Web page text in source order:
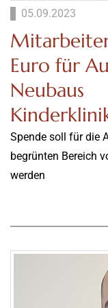
05.09.2023
Euro für
Neubaus
Spende soll für die
begrünten Bereich
werden